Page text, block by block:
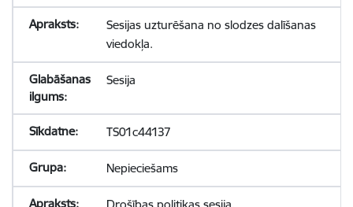
Sesijas uzturēšana no slodzes dalīšanas
viedokļa.
Sesija
TS01c44137
Nepieciešams